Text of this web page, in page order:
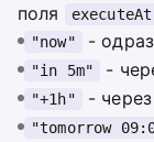
поля
executeAt
"now" -
"in 5m" -
"+1h" -
"tomorrow